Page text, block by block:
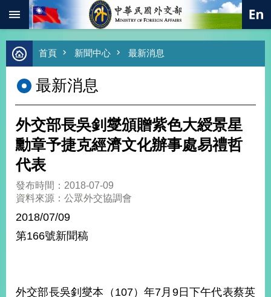
跳到主要內容區塊
進
階
尋
熱
字
總
合
外
交
值
濟
首頁 新聞中心 最新消息
最新消息
外交部長吳釗燮頒贈紫色大綬景星
勳章予捷克經濟文化辦事處易禮哲
代表
發布時間：2018-07-09
資料來源：公眾外交協調會
2018/07/09
第166號新聞稿
外交部長吳釗燮本（107）年7月9日下午代表蔡英